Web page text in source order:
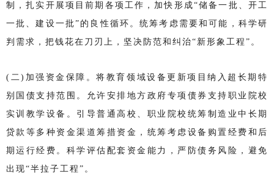
制，扎实开展项目前期各项工作，加快形成“储备一批、开工
一批、建设一批”的良性循环。统筹考虑需要和可能，科学研
判需求，把钱花在刀刃上，坚决防范和纠治“新形象工程”。
(二)加强资金保障。将教育领域设备更新项目纳入超长期特
别国债支持范围。允许安排地方政府专项债券支持职业院校
实训教学设备。引导普通高校、职业院校统筹制造业中长期
贷款等多种资金渠道筹措资金，统筹考虑设备购置经费和后
期运行经费。科学评估配套资金能力，严防债务风险，避免
出现“半拉子工程”。